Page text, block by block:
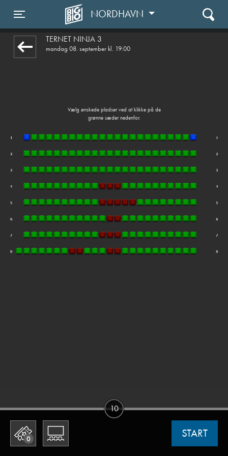
Toggle navigation
NORDHAVN
TERNET NINJA 3
mandag 08. september kl. 19:00
Vælg ønskede pladser ved at klikke på de
grønne sæder nedenfor.
0 START
10
front03-cc 114840